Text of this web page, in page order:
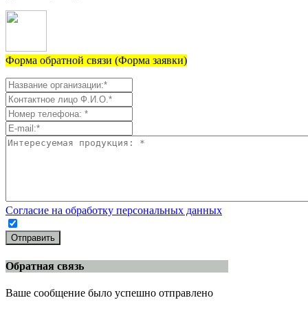
Форма обратной связи (Форма заявки)
Согласие на обработку персональных данных
Отправить
Обратная связь
Ваше сообщение было успешно отправлено